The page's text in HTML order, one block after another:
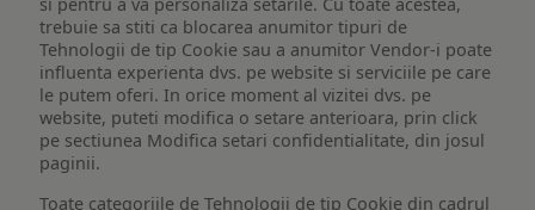
si pentru a va personaliza setarile. Cu toate acestea,
trebuie sa stiti ca blocarea anumitor tipuri de
Tehnologii de tip Cookie sau a anumitor Vendor-i poate
influenta experienta dvs. pe website si serviciile pe care
le putem oferi. In orice moment al vizitei dvs. pe
website, puteti modifica o setare anterioara, prin click
pe sectiunea Modifica setari confidentialitate, din josul
paginii.
Toate categoriile de Tehnologii de tip Cookie din cadrul